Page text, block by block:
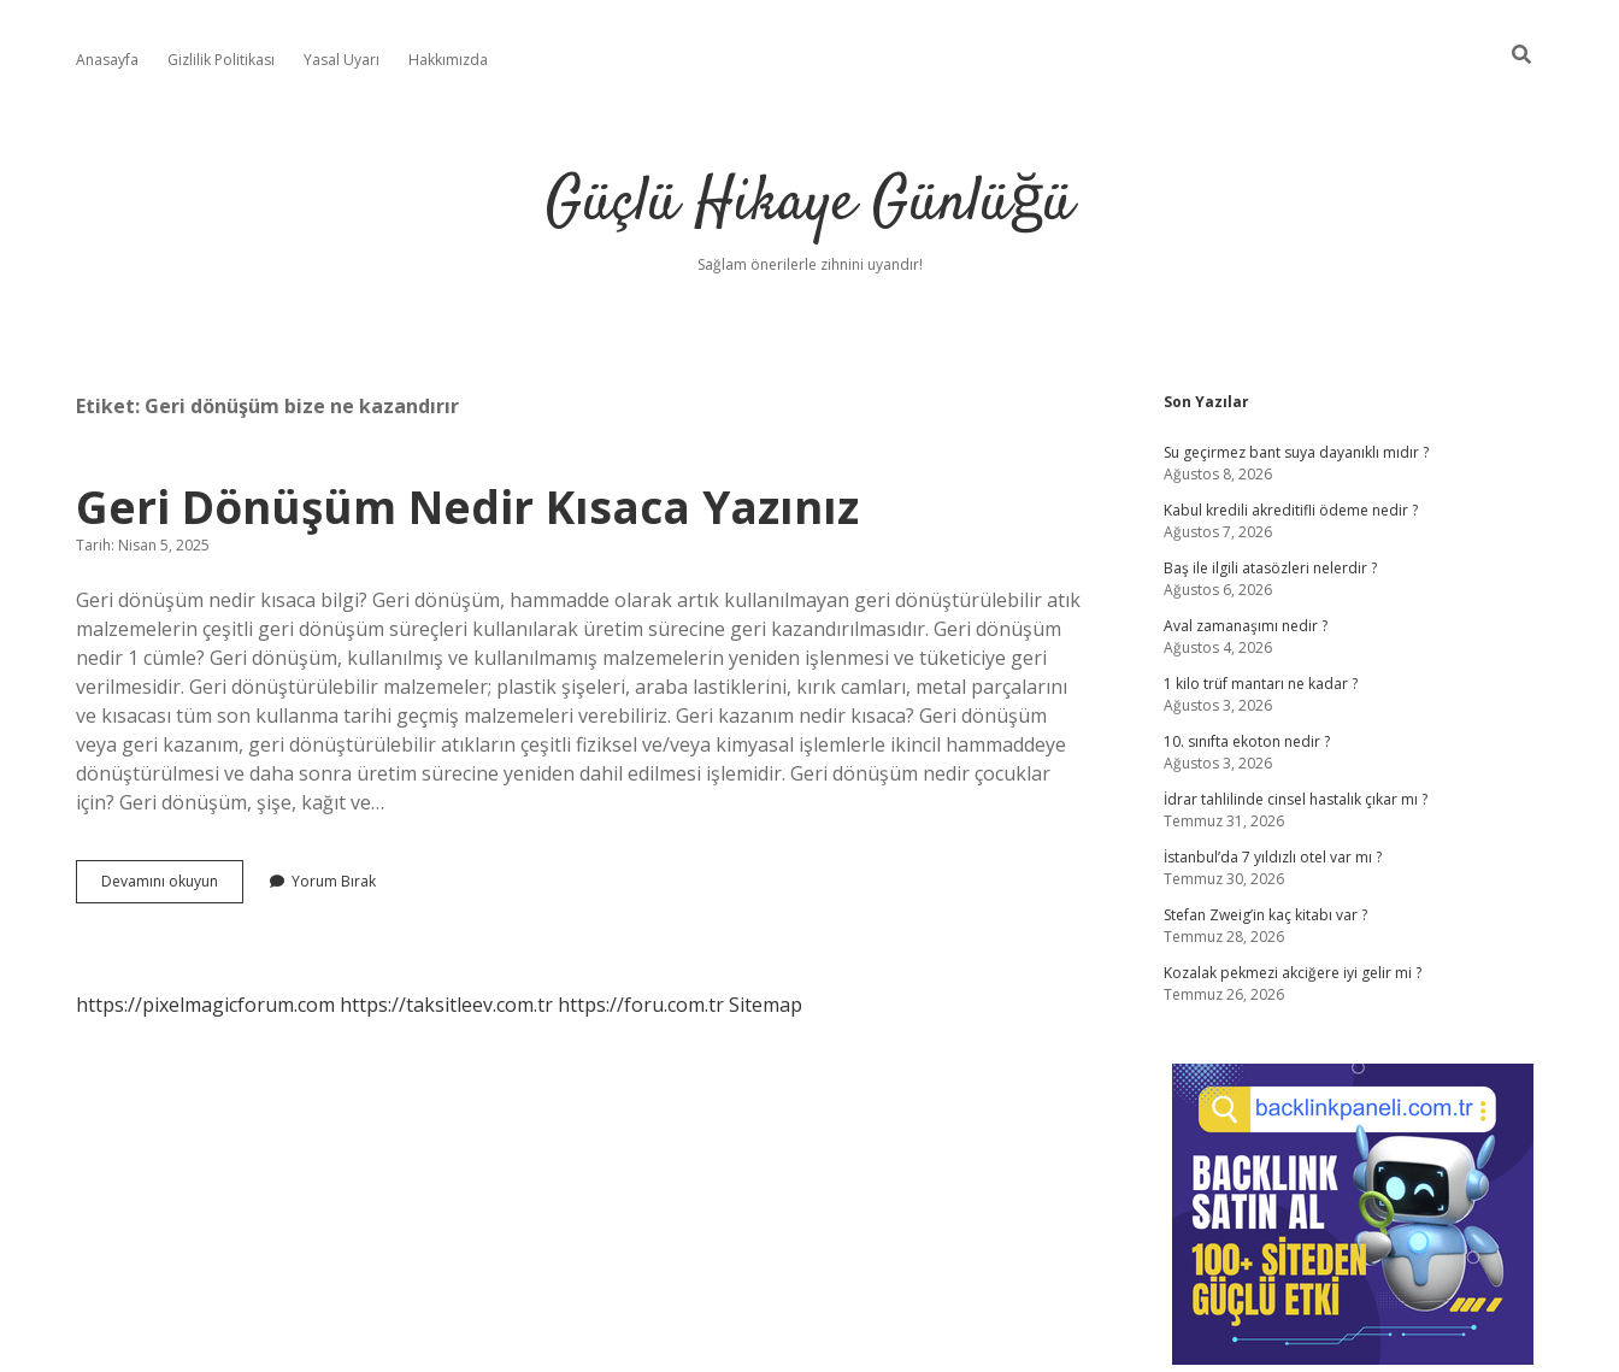
Anasayfa Gizlilik Politikası Yasal Uyarı Hakkımızda
Güçlü Hikaye Günlüğü
Sağlam önerilerle zihnini uyandır!
Etiket: Geri dönüşüm bize ne kazandırır
Geri Dönüşüm Nedir Kısaca Yazınız
Tarih: Nisan 5, 2025
Geri dönüşüm nedir kısaca bilgi? Geri dönüşüm, hammadde olarak artık kullanılmayan geri dönüştürülebilir atık
malzemelerin çeşitli geri dönüşüm süreçleri kullanılarak üretim sürecine geri kazandırılmasıdır. Geri dönüşüm
nedir 1 cümle? Geri dönüşüm, kullanılmış ve kullanılmamış malzemelerin yeniden işlenmesi ve tüketiciye geri
verilmesidir. Geri dönüştürülebilir malzemeler; plastik şişeleri, araba lastiklerini, kırık camları, metal parçalarını
ve kısacası tüm son kullanma tarihi geçmiş malzemeleri verebiliriz. Geri kazanım nedir kısaca? Geri dönüşüm
veya geri kazanım, geri dönüştürülebilir atıkların çeşitli fiziksel ve/veya kimyasal işlemlerle ikincil hammaddeye
dönüştürülmesi ve daha sonra üretim sürecine yeniden dahil edilmesi işlemidir. Geri dönüşüm nedir çocuklar
için? Geri dönüşüm, şişe, kağıt ve…
Devamını okuyun
Dönüşüm
Yorum Bırak
https://pixelmagicforum.com https://taksitleev.com.tr https://foru.com.trSitemap
Sidebar
Son Yazılar
Su geçirmez bant suya dayanıklı mıdır ?
Ağustos 8, 2026
Kabul kredili akreditifli ödeme nedir ?
Ağustos 7, 2026
Baş ile ilgili atasözleri nelerdir ?
Ağustos 6, 2026
Aval zamanaşımı nedir ?
Ağustos 4, 2026
1 kilo trüf mantarı ne kadar ?
Ağustos 3, 2026
10. sınıfta ekoton nedir ?
Ağustos 3, 2026
İdrar tahlilinde cinsel hastalık çıkar mı ?
Temmuz 31, 2026
İstanbul’da 7 yıldızlı otel var mı ?
Temmuz 30, 2026
Stefan Zweig’in kaç kitabı var ?
Temmuz 28, 2026
Kozalak pekmezi akciğere iyi gelir mi ?
Temmuz 26, 2026